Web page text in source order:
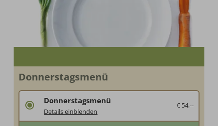
Donnerstagsmenü
€ 54,--
Donnerstagsmenü
Details einblenden
Verschenken Sie Genuss unter der Woche
Wir verwöhnen Ihren Beschenkten mit unserem Donnerstagsmenü. Serviert in 5-Gängen.